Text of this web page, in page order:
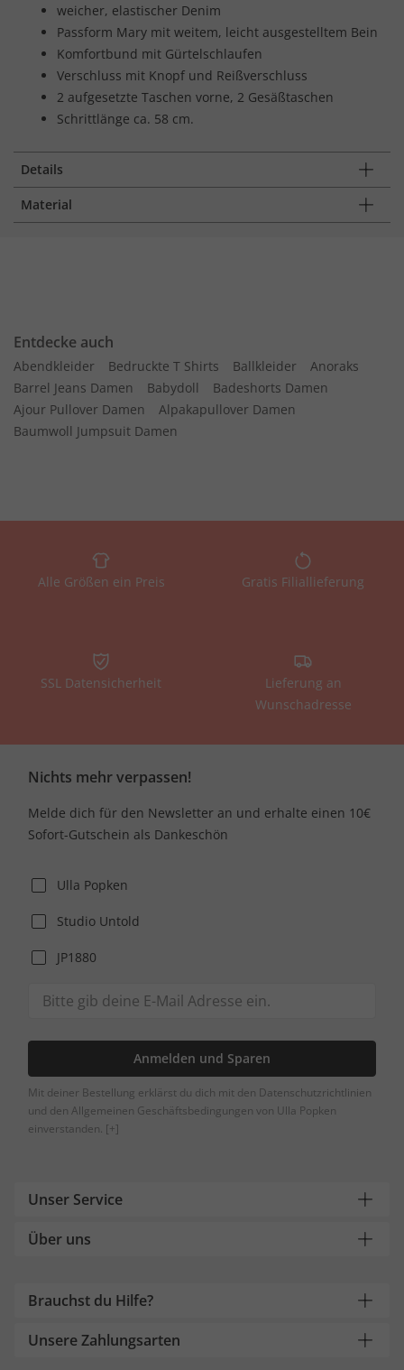
weicher, elastischer Denim
Passform Mary mit weitem, leicht ausgestelltem Bein
Komfortbund mit Gürtelschlaufen
Verschluss mit Knopf und Reißverschluss
2 aufgesetzte Taschen vorne, 2 Gesäßtaschen
Schrittlänge ca. 58 cm.
Details
Material
Entdecke auch
Abendkleider Bedruckte T Shirts Ballkleider
Anoraks
Barrel Jeans Damen
Babydoll
Badeshorts Damen
Ajour Pullover Damen
Alpakapullover Damen
Baumwoll Jumpsuit Damen
Alle Größen ein Preis Gratis Filiallieferung
SSL Datensicherheit
Lieferung an
Wunschadresse
Nichts mehr verpassen!
Melde dich für den Newsletter an und erhalte einen 10€
Sofort-Gutschein als Dankeschön
Ulla Popken
Studio Untold
JP1880
Anmelden und Sparen
Mit deiner Bestellung erklärst du dich mit den Datenschutzrichtlinien
und den Allgemeinen Geschäftsbedingungen von Ulla Popken
einverstanden. [+]
Unser Service
Über uns
Brauchst du Hilfe?
Unsere Zahlungsarten